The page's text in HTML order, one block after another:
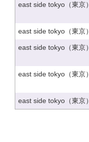
east side tokyo（東京）
east side tokyo（東京）
east side tokyo（東京）
east side tokyo（東京）
east side tokyo（東京）